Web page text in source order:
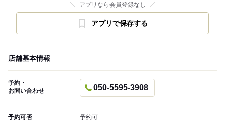
アプリなら会員登録なし
アプリで保存する
店舗基本情報
予約・
お問い合わせ
050-5595-3908
予約可否 予約可